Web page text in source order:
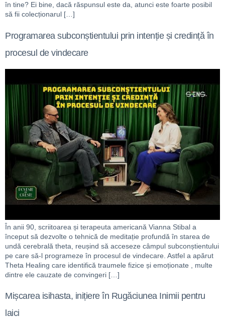
în tine? Ei bine, dacă răspunsul este da, atunci este foarte posibil
să fii colecționarul […]
Programarea subconștientului prin intenție și credință în
procesul de vindecare
În anii 90, scriitoarea și terapeuta americană Vianna Stibal a
început să dezvolte o tehnică de meditație profundă în starea de
undă cerebrală theta, reușind să acceseze câmpul subconștientului
pe care să-l programeze în procesul de vindecare. Astfel a apărut
Theta Healing care identifică traumele fizice și emoționate , multe
dintre ele cauzate de convingeri […]
Mișcarea isihasta, inițiere în Rugăciunea Inimii pentru
laici